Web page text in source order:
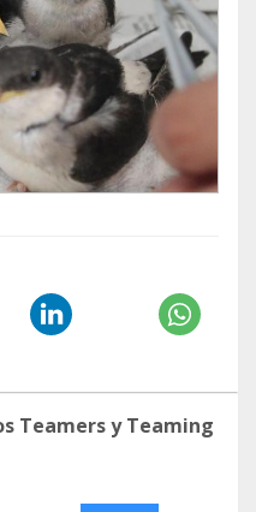
Teamers y Teaming